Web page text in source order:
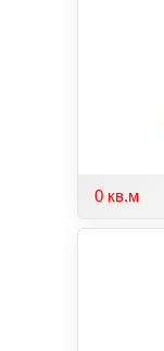
0 кв.м